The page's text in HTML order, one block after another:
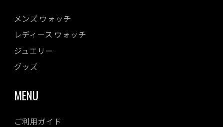
メンズ ウォッチ
レディース ウォッチ
ジュエリー
グッズ
MENU
ご利用ガイド